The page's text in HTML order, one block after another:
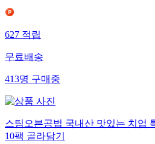
627적립
무료배송
413명구매중
스팀오븐공법 국내산 맛있는 치업
10팩 골라담기